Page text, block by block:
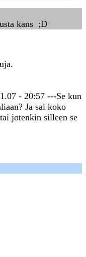
kans ;D
- 20:57 ---Se kun
Ja sai koko
jotenkin silleen se